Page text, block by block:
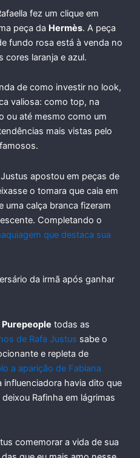
fez um clique em
peça da Hermès. A peça
fundo rosa está à venda no
cores laranja e azul.
de como investir no look,
valiosa: como top, na
ou até mesmo como um
mais vistas pelo
apostou em peças de
o tomara que caia em
uma calça branca fizeram
Completando o
que destaca sua
da irmã após ganhar
Purepeople todas as
de Rafa Justus sabe o
e repleta de
a aparição de Fabiana
influenciadora havia dito que
Rafinha em lágrimas
comemorar a vida de sua